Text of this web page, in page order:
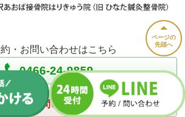
・お問い合わせはこちら
0466-24-9859
お問い合わせ
ページの
先頭へ